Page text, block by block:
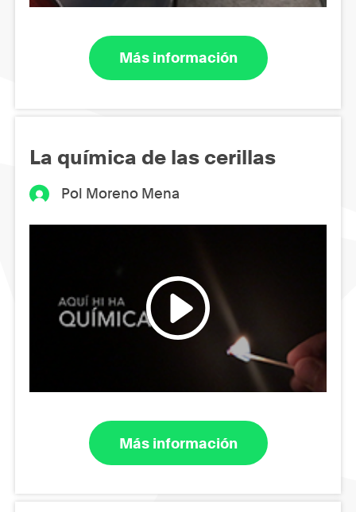
Más información
La química de las cerillas
Pol Moreno Mena
Más información